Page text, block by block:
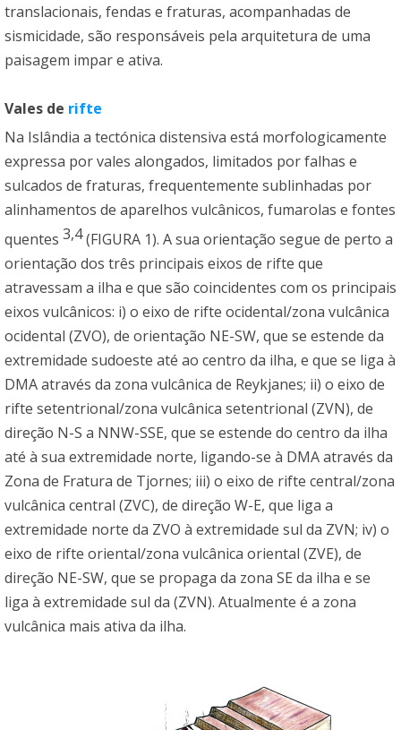
translacionais, fendas e fraturas, acompanhadas de
sismicidade, são responsáveis pela arquitetura de uma
paisagem impar e ativa.
Vales de rifte
Na Islândia a tectónica distensiva está morfologicamente
expressa por vales alongados, limitados por falhas e
sulcados de fraturas, frequentemente sublinhadas por
alinhamentos de aparelhos vulcânicos, fumarolas e fontes
quentes 3,4(FIGURA 1). A sua orientação segue de perto a
orientação dos três principais eixos de rifte que
atravessam a ilha e que são coincidentes com os principais
eixos vulcânicos: i) o eixo de rifte ocidental/zona vulcânica
ocidental (ZVO), de orientação NE-SW, que se estende da
extremidade sudoeste até ao centro da ilha, e que se liga à
DMA através da zona vulcânica de Reykjanes; ii) o eixo de
rifte setentrional/zona vulcânica setentrional (ZVN), de
direção N-S a NNW-SSE, que se estende do centro da ilha
até à sua extremidade norte, ligando-se à DMA através da
Zona de Fratura de Tjornes; iii) o eixo de rifte central/zona
vulcânica central (ZVC), de direção W-E, que liga a
extremidade norte da ZVO à extremidade sul da ZVN; iv) o
eixo de rifte oriental/zona vulcânica oriental (ZVE), de
direção NE-SW, que se propaga da zona SE da ilha e se
liga à extremidade sul da (ZVN). Atualmente é a zona
vulcânica mais ativa da ilha.